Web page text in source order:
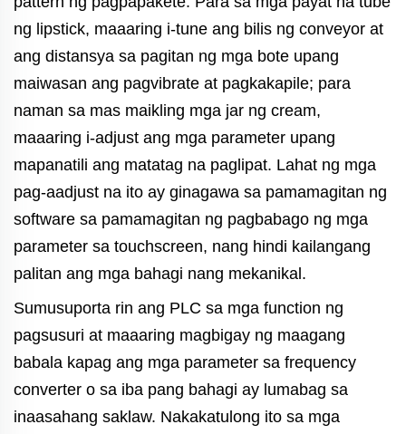
ng lipstick, maaaring i-tune ang bilis ng conveyor at
ang distansya sa pagitan ng mga bote upang
maiwasan ang pagvibrate at pagkakapile; para
naman sa mas maikling mga jar ng cream,
maaaring i-adjust ang mga parameter upang
mapanatili ang matatag na paglipat. Lahat ng mga
pag-aadjust na ito ay ginagawa sa pamamagitan ng
software sa pamamagitan ng pagbabago ng mga
parameter sa touchscreen, nang hindi kailangang
palitan ang mga bahagi nang mekanikal.
Sumusuporta rin ang PLC sa mga function ng
pagsusuri at maaaring magbigay ng maagang
babala kapag ang mga parameter sa frequency
converter o sa iba pang bahagi ay lumabag sa
inaasahang saklaw. Nakakatulong ito sa mga